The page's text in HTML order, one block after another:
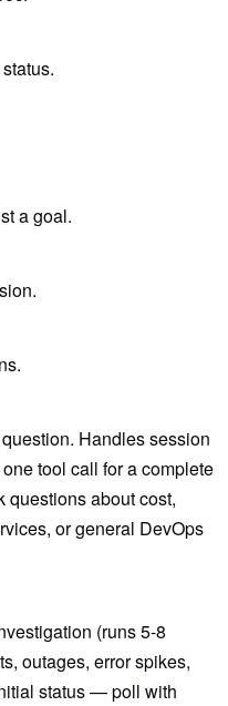
a goal.
Handles session
tool call for a complete
questions about cost,
or general DevOps
(runs 5-8
outages, error spikes,
status — poll with